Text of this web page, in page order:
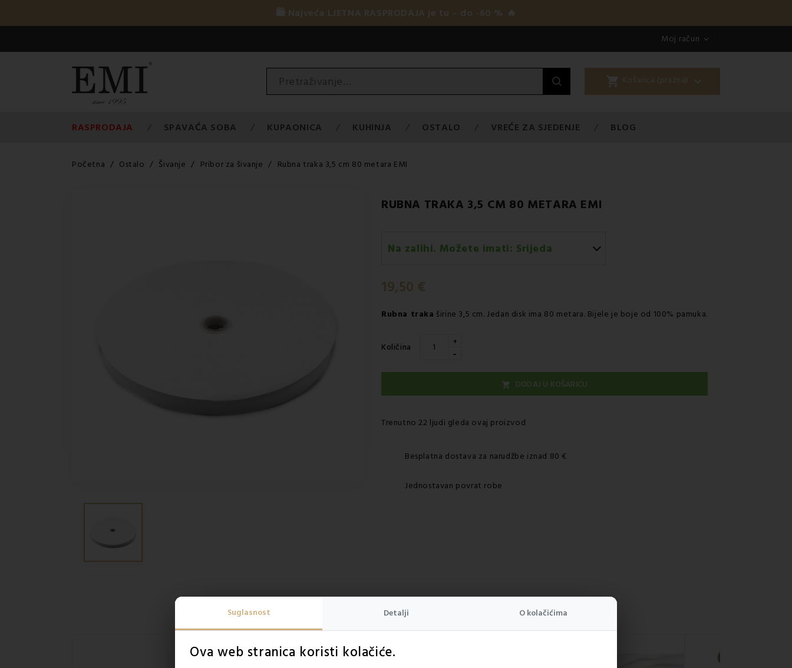
Suglasnost Detalji O kolačićima
Ova web stranica koristi kolačiće.
🛍️ Najveća LJETNA RASPRODAJA je tu – do -60 % 🔥
Moj račun 
shopping_cart Košarica (prazna) 
RASPRODAJA SPAVAĆA SOBA KUPAONICA KUHINJA OSTALO VREĆE ZA SJEDENJE BLOG
Početna Ostalo Šivanje Pribor za šivanje Rubna traka 3,5 cm 80 metara EMI
RUBNA TRAKA 3,5 CM 80 METARA EMI
Na zalihi. Možete imati: Srijeda
19,50 €
Rubna traka širine 3,5 cm. Jedan disk ima 80 metara. Bijele je boje od 100% pamuka.
Količina +
-
 DODAJ U KOŠARICU
Trenutno 22 ljudi gleda ovaj proizvod
Besplatna dostava za narudžbe iznad 80 €
Jednostavan povrat robe
SLIČNE STAVKE